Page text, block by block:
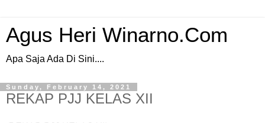
Agus Heri Winarno.Com
Apa Saja Ada Di Sini....
Sunday, February 14, 2021
REKAP PJJ KELAS XII